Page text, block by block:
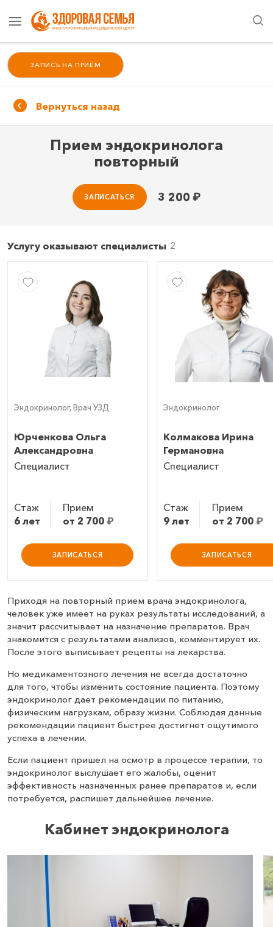
ЗАПИСЬ НА ПРИЁМ
Вернуться назад
Прием эндокринолога
повторный
3 200 ₽
ЗАПИСАТЬСЯ
Услугу оказывают специалисты
Эндокринолог, Врач УЗД
Юрченкова Ольга
Александровна
Специалист
Стаж
6 лет
Прием
от 2 700 ₽
ЗАПИСАТЬСЯ
Эндокринолог
Колмакова Ирина
Германовна
Специалист
Стаж
9 лет
Прием
от 2 700 ₽
ЗАПИСАТЬСЯ
Приходя на повторный прием врача эндокринолога,
человек уже имеет на руках результаты исследований, а
значит рассчитывает на назначение препаратов. Врач
знакомится с результатами анализов, комментирует их.
После этого выписывает рецепты на лекарства.
Но медикаментозного лечения не всегда достаточно
для того, чтобы изменить состояние пациента. Поэтому
эндокринолог дает рекомендации по питанию,
физическим нагрузкам, образу жизни. Соблюдая данные
рекомендации пациент быстрее достигнет ощутимого
успеха в лечении.
Если пациент пришел на осмотр в процессе терапии, то
эндокринолог выслушает его жалобы, оценит
эффективность назначенных ранее препаратов и, если
потребуется, распишет дальнейшее лечение.
Кабинет эндокринолога